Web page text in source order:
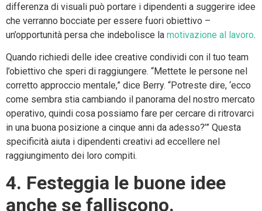
differenza di visuali può portare i dipendenti a suggerire idee
che verranno bocciate per essere fuori obiettivo –
un’opportunità persa che indebolisce la motivazione al lavoro.
Quando richiedi delle idee creative condividi con il tuo team
l’obiettivo che speri di raggiungere. “Mettete le persone nel
corretto approccio mentale,” dice Berry. “Potreste dire, ‘ecco
come sembra stia cambiando il panorama del nostro mercato
operativo, quindi cosa possiamo fare per cercare di ritrovarci
in una buona posizione a cinque anni da adesso?’” Questa
specificità aiuta i dipendenti creativi ad eccellere nel
raggiungimento dei loro compiti.
4. Festeggia le buone idee
anche se falliscono.